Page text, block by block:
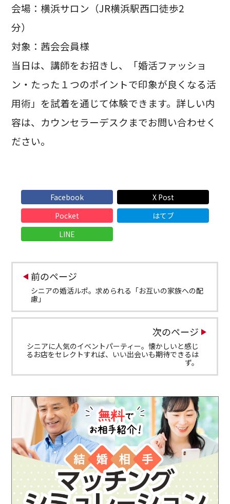
会場：横浜サロン（JR横浜駅西口徒歩2
分）
対象：茜会会員様
当日は、講師をお招きし、「婚活ファッショ
ン・たった１つのポイントで印象が良くなる活
用術」を試着を通じて体験できます。詳しい内
容は、カウンセラーデスクまでお問い合わせく
ださい。
Facebook
X Post
Pocket
はてブ
LINE
前のページ
シニアの婚活ルポ。求められる「お互いの家族への配
慮」
次のページ
シニアに人気のイベントパーティー。懐かしいと感じ
るお店をセレクトすれば、いい出会いも期待できるは
ず。